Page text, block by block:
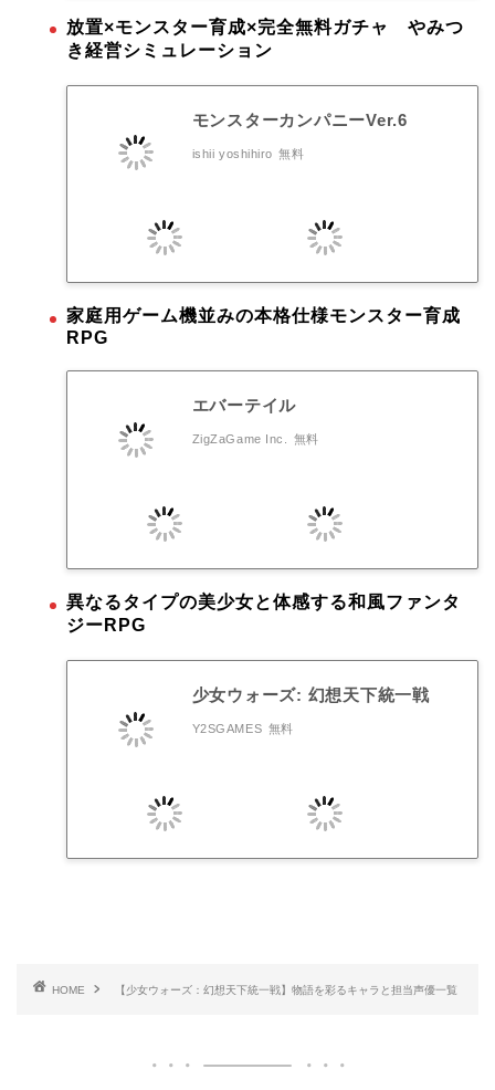
放置×モンスター育成×完全無料ガチャ やみつ
き経営シミュレーション
モンスターカンパニーVer.6
ishii yoshihiro 無料
家庭用ゲーム機並みの本格仕様モンスター育成
RPG
エバーテイル
ZigZaGame Inc. 無料
異なるタイプの美少女と体感する和風ファンタ
ジーRPG
少女ウォーズ: 幻想天下統一戦
Y2SGAMES 無料
HOME 【少女ウォーズ：幻想天下統一戦】物語を彩るキャラと担当声優一覧